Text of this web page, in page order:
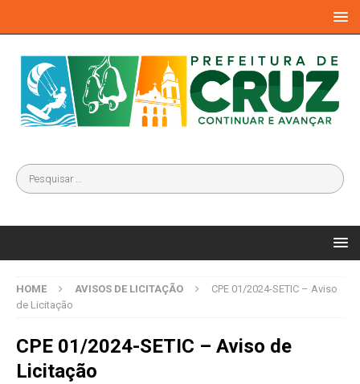
HOME AVISOS DE LICITAÇÃO
CPE 01/2024-SETIC – Aviso
de Licitação
CPE 01/2024-SETIC – Aviso de
Licitação